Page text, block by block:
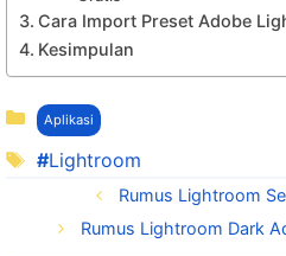
Cara Import Preset Adobe
Kesimpulan
Kategori
Aplikasi
Tag
Lightroom
Rumus Lightroom
Rumus Lightroom Dark